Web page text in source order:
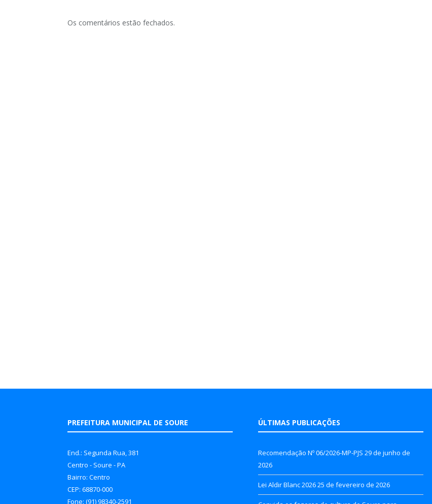
Os comentários estão fechados.
PREFEITURA MUNICIPAL DE SOURE
End.: Segunda Rua, 381
Centro - Soure - PA
Bairro: Centro
CEP: 68870-000
Fone: (91) 98340-2591
ÚLTIMAS PUBLICAÇÕES
Recomendação Nº 06/2026-MP-PJS 29 de junho de
2026
Lei Aldir Blanc 202625 de fevereiro de 2026